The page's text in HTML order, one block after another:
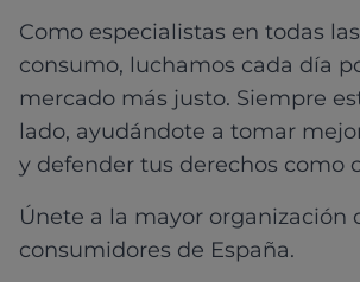
Como especialistas en todas
consumo, luchamos cada día
mercado más justo. Siempre
lado, ayudándote a tomar
y defender tus derechos como
Únete a la mayor organización
consumidores de España.